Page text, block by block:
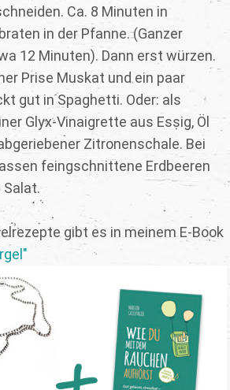
Ca. 8 Minuten in
in der Pfanne. (Ganzer
12 Minuten). Dann erst würzen.
Prise Muskat und ein paar
gut in Spaghetti. Oder: als
Glyx-Vinaigrette aus Essig, Öl
Zitronenschale. Bei
feingschnittene Erdbeeren
Salat.
gibt es in meinem E-Book